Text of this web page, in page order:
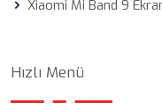
Xiaomi Mi Band 9
Hızlı Menü